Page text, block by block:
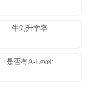
牛剑升学率:
是否有A-Level: